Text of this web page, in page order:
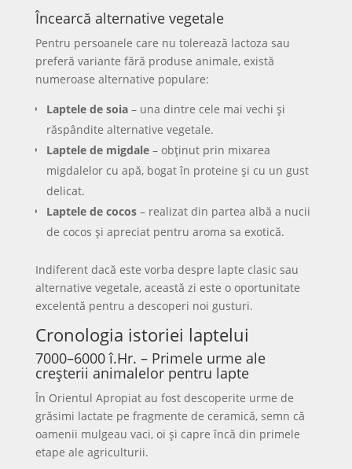
Încearcă alternative vegetale
Pentru persoanele care nu tolerează lactoza sau
preferă variante fără produse animale, există
numeroase alternative populare:
Laptele de soia– una dintre cele mai vechi și
răspândite alternative vegetale.
Laptele de migdale– obținut prin mixarea
migdalelor cu apă, bogat în proteine și cu un gust
delicat.
Laptele de cocos– realizat din partea albă a nucii
de cocos și apreciat pentru aroma sa exotică.
Indiferent dacă este vorba despre lapte clasic sau
alternative vegetale, această zi este o oportunitate
excelentă pentru a descoperi noi gusturi.
Cronologia istoriei laptelui
7000–6000 î.Hr. – Primele urme ale
creșterii animalelor pentru lapte
În Orientul Apropiat au fost descoperite urme de
grăsimi lactate pe fragmente de ceramică, semn că
oamenii mulgeau vaci, oi și capre încă din primele
etape ale agriculturii.